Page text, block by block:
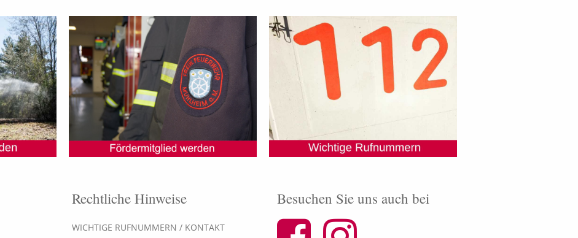
Rechtliche Hinweise
WICHTIGE RUFNUMMERN / KONTAKT
Besuchen Sie uns auch bei